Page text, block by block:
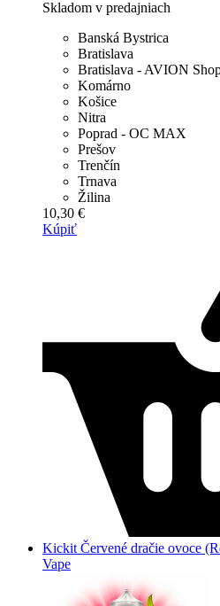
Skladom v predajniach
Banská Bystrica
Bratislava
Bratislava - AVION
Komárno
Košice
Nitra
Poprad - OC MAX
Prešov
Trenčín
Trnava
Žilina
10,30 €
Kúpiť
Kickit Červené dračie ovoce
Vape